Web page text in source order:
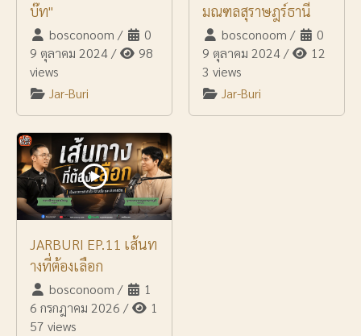
บ๊ท"
bosconoom /
0
9 ตุลาคม 2024/
98
views
Jar-Buri
มณฑลสุราษฎร์ธานี
bosconoom /
0
9 ตุลาคม 2024/
12
3 views
Jar-Buri
JARBURI EP.11 เส้นท
างที่ต้องเลือก
bosconoom /
1
6 กรกฎาคม 2026 /
1
57 views